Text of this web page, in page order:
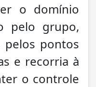
o domínio
pelo grupo,
pelos pontos
e recorria à
o controle